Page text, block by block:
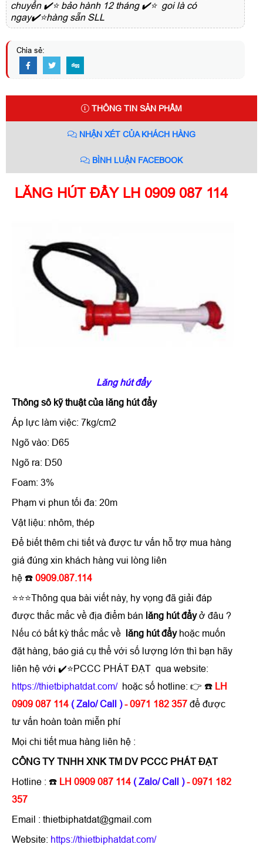
chuyển ✔️⭐ bảo hành 12 tháng ✔️⭐ goi là có
ngay✔️⭐hàng sẵn SLL
Chia sẻ:
THÔNG TIN SẢN PHẨM
NHẬN XÉT CỦA KHÁCH HÀNG
BÌNH LUẬN FACEBOOK
LĂNG HÚT ĐẨY LH 0909 087 114
Lăng hút đẩy
Thông sô kỹ thuật của lăng hút đẩy
Áp lực làm việc: 7kg/cm2
Ngõ vào: D65
Ngõ ra: D50
Foam: 3%
Phạm vi phun tối đa: 20m
Vật liệu: nhôm, thép
Để biết thêm chi tiết và được tư vấn hỗ trợ mua hàng
giá đúng xin khách hàng vui lòng liên
hệ ☎️ 0909.087.114
⭐⭐⭐Thông qua bài viết này, hy vọng đã giải đáp
được thắc mắc về địa điểm bán lăng hút đẩy ở đâu ?
Nếu có bất kỳ thắc mắc về
lăng hút đẩy hoặc muốn
đặt hàng, báo giá cụ thể với số lượng lớn thì bạn hãy
liên hệ với ✔️⭐PCCC PHÁT ĐẠT qua website:
https://thietbiphatdat.com/ hoặc số hotline: 👉 ☎️ LH
0909 087 114 ( Zalo/ Call )- 0971 182 357 để được
tư vấn hoàn toàn miễn phí
Mọi chi tiết mua hàng liên hệ :
CÔNG TY TNHH XNK TM DV PCCC PHÁT ĐẠT
Hotline : ☎️ LH 0909 087 114 ( Zalo/ Call )- 0971 182
357
Email : thietbiphatdat@gmail.com
Website: https://thietbiphatdat.com/